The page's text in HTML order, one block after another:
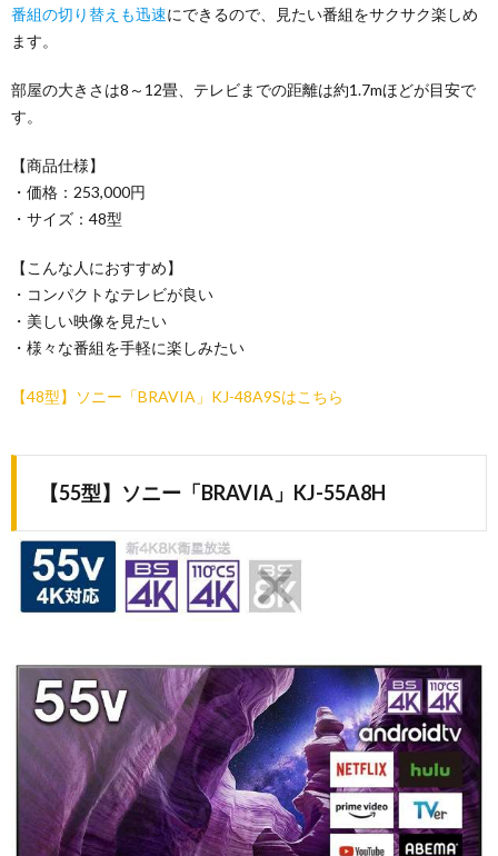
番組の切り替えも迅速にできるので、見たい番組をサクサク楽しめ
ます。
部屋の大きさは8～12畳、テレビまでの距離は約1.7mほどが目安で
す。
【商品仕様】
・価格：253,000円
・サイズ：48型
【こんな人におすすめ】
・コンパクトなテレビが良い
・美しい映像を見たい
・様々な番組を手軽に楽しみたい
【48型】ソニー「BRAVIA」KJ-48A9Sはこちら
【55型】ソニー「BRAVIA」KJ-55A8H